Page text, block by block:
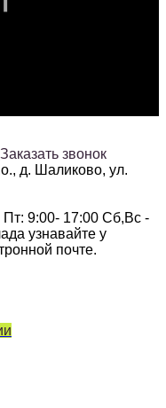
Заказать звонок
д. Шаликово, ул.
9:00- 17:00 Сб,Вс -
узнавайте у
почте.